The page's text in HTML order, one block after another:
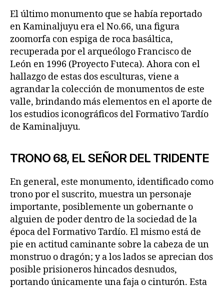
El último monumento que se había reportado
en Kaminaljuyu era el No.66, una figura
zoomorfa con espiga de roca basáltica,
recuperada por el arqueólogo Francisco de
León en 1996 (Proyecto Futeca). Ahora con el
hallazgo de estas dos esculturas, viene a
agrandar la colección de monumentos de este
valle, brindando más elementos en el aporte de
los estudios iconográficos del Formativo Tardío
de Kaminaljuyu.
TRONO 68, EL SEÑOR DEL TRIDENTE
En general, este monumento, identificado como
trono por el suscrito, muestra un personaje
importante, posiblemente un gobernante o
alguien de poder dentro de la sociedad de la
época del Formativo Tardío. El mismo está de
pie en actitud caminante sobre la cabeza de un
monstruo o dragón; y a los lados se aprecian dos
posible prisioneros hincados desnudos,
portando únicamente una faja o cinturón. Esta